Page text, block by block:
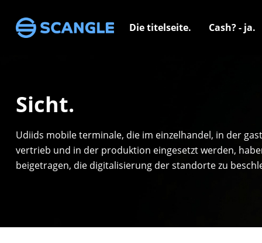
Die titelseite. Cash? - ja.
Sicht.
Udiids mobile terminale, die im einzelhandel, in der
vertrieb und in der produktion eingesetzt werden,
beigetragen, die digitalisierung der standorte zu